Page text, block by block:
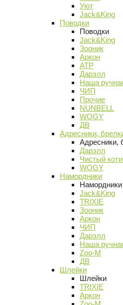
Уют
Jack&King
Поводки
Поводки
Jack&King
Зооник
Аркон
АТР
Дарэлл
Наша
ЧИП
Прочие
NUNBELL
WOGY
ДВ
Адресники,
Адресники,
Дарэлл
Чистый
WOGY
Намордники
Намордники
Jack&King
TRIXIE
Зооник
Аркон
ЧИП
Дарэлл
Наша
Zoo-M
ДВ
Шлейки
Шлейки
TRIXIE
Аркон